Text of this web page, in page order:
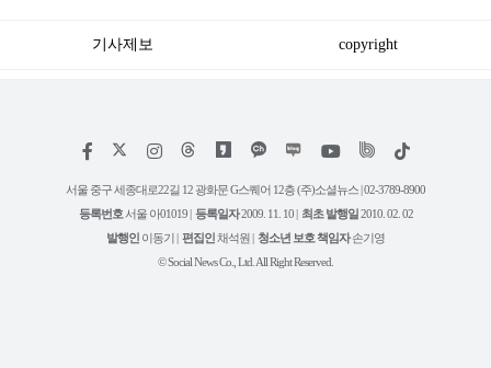
기사제보 copyright
페
스
북
인
타
그
램
위
트
리
유
튜
틱
서울 중구 세종대로22길 12 광화문 G스퀘어 12층 (주)소셜뉴스 | 02-3789-8900
등록번호 서울 아01019 | 등록일자2009. 11. 10 | 최초 발행일2010. 02. 02
발행인 이동기 | 편집인채석원 | 청소년 보호 책임자손기영
© Social News Co., Ltd. All Right Reserved.